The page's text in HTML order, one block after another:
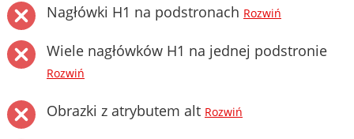
Nagłówki H1 na podstronach Rozwiń
Wiele nagłówków H1 na jednej podstronie
Rozwiń
Obrazki z atrybutem alt Rozwiń